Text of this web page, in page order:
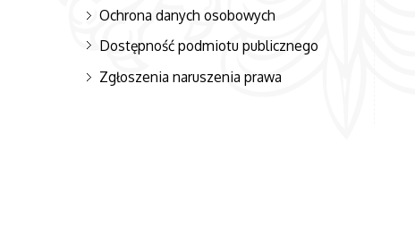
Ochrona danych osobowych
Dostępność podmiotu publicznego
Zgłoszenia naruszenia prawa